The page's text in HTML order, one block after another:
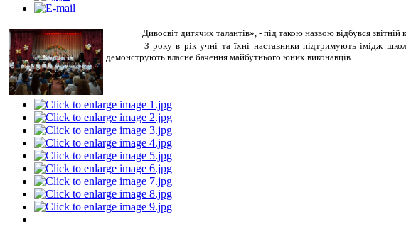
Дивосвіт дитячих талантів», - під такою назвою відбувся
З року в рік учні та їхні наставники підтримують імідж
демонструють власне бачення майбутнього юних виконавців.